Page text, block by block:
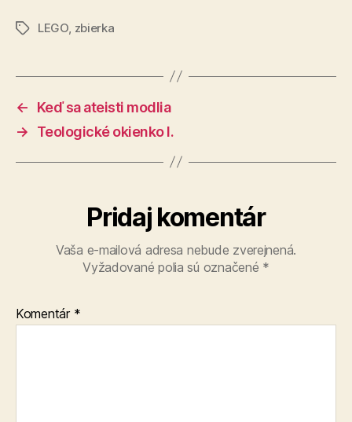
Značky
LEGO zbierka
←
Keď sa ateisti modlia
→
Teologické okienko I.
Pridaj komentár
Vaša e-mailová adresa nebude zverejnená.
Vyžadované polia sú označené *
Komentár *